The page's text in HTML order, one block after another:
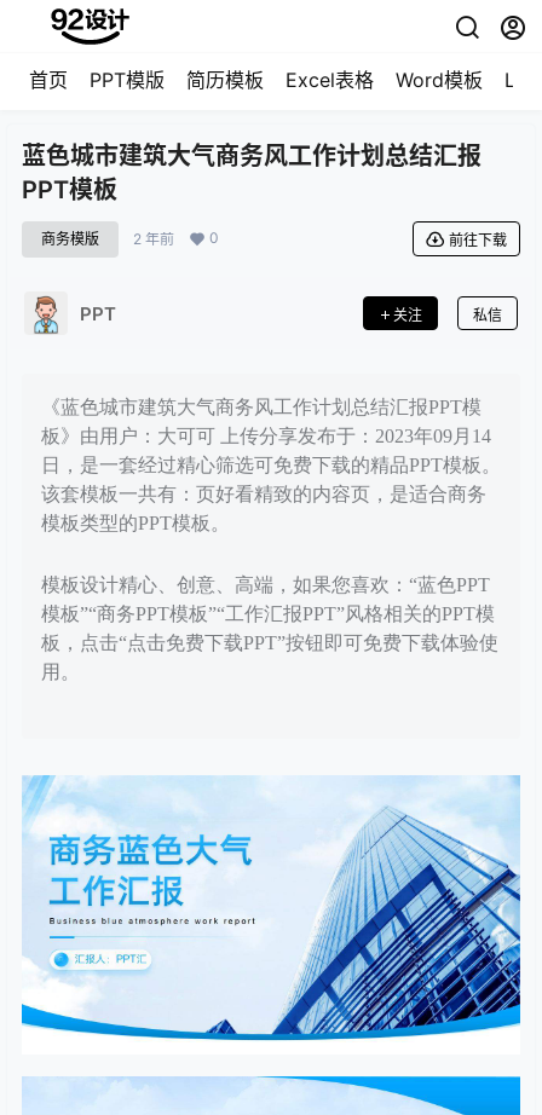
首页 PPT模版 简历模板 Excel表格 Word模板
蓝色城市建筑大气商务风工作计划总结汇报
PPT模板
商务模版 2 年前 0 前往下载
PPT 关注 私信
《蓝色城市建筑大气商务风工作计划总结汇报PPT模
板》由用户：大可可 上传分享发布于：2023年09月14
日，是一套经过精心筛选可免费下载的精品PPT模板。
该套模板一共有：页好看精致的内容页，是适合商务
模板类型的PPT模板。
模板设计精心、创意、高端，如果您喜欢：“蓝色PPT
模板”“商务PPT模板”“工作汇报PPT”风格相关的PPT模
板，点击“点击免费下载PPT”按钮即可免费下载体验使
用。